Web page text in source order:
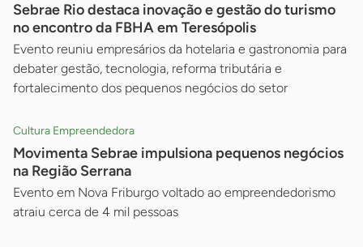
Sebrae Rio destaca inovação e gestão do turismo
no encontro da FBHA em Teresópolis
Evento reuniu empresários da hotelaria e gastronomia para
debater gestão, tecnologia, reforma tributária e
fortalecimento dos pequenos negócios do setor
Cultura Empreendedora
Movimenta Sebrae impulsiona pequenos negócios
na Região Serrana
Evento em Nova Friburgo voltado ao empreendedorismo
atraiu cerca de 4 mil pessoas